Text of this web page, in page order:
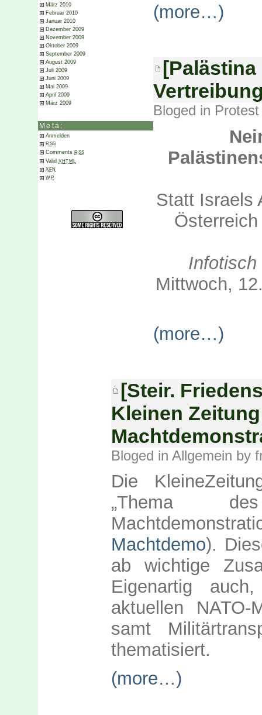
März 2010
Februar 2010
Januar 2010
Dezember 2009
November 2009
Oktober 2009
September 2009
August 2009
Juli 2009
Juni 2009
Mai 2009
April 2009
März 2009
Meta:
Anmelden
RSS
Comments RSS
Valid XHTML
XFN
WP
(more…)
Bloged in Protest
Statt Israels
Infotisch
Mittwoch,
(more…)
[Steir.
Kleinen
Bloged in Allgemein by
Die
„Thema
Machtdemo).
ab wichtige
Eigenartig
aktuellen
samt
thematisiert.
(more…)